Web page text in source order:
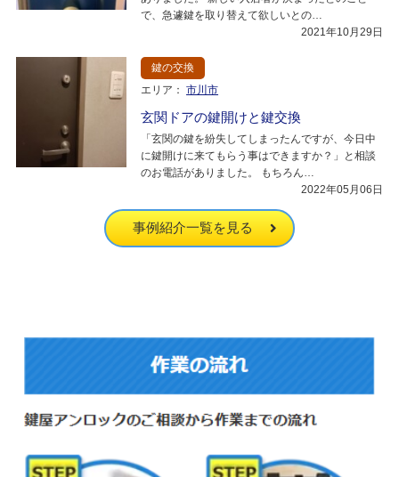
で、急遽鍵を取り替えて欲しいとの…
2021年10月29日
鍵の交換
エリア： 市川市
玄関ドアの鍵開けと鍵交換
「玄関の鍵を紛失してしまったんですが、今日中
に鍵開けに来てもらう事はできますか？」と相談
のお電話がありました。 もちろん…
2022年05月06日
事例紹介一覧を見る